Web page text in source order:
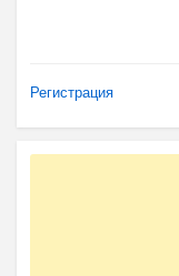
Регистрация